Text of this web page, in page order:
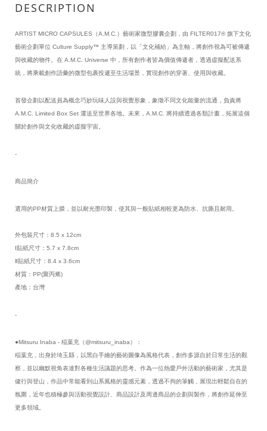
DESCRIPTION
ARTIST MICRO CAPSULES（A.M.C.）藝術家微型膠囊企劃，由 FILTER017® 旗下文化
藝術企劃單位 Culture Supply™ 主導策劃，以「文化補給」為主軸，將創作視為可被傳遞
與收藏的物件。在 A.M.C. Universe 中，所有創作者皆為價值傳遞者，透過虛擬配送系
統，將乘載創作語彙的微型包裹投遞至生活場景，實現創作的穿著、使用與收藏。
首發企劃以配送員為概念巧妙玩味人設與視覺形象，象徵不同文化能量的流通，負責將
A.M.C. Limited Box Set 運送至世界各地。未來，A.M.C. 將持續透過各類計畫，拓展這個
關於創作與文化收藏的虛擬宇宙。
-
商品簡介
選用的PP材質上膜，並以耐光墨印製，使其與一般貼紙相較更為防水、抗撕且耐用。
外包裝尺寸：8.5 x 12cm
Ⅰ貼紙尺寸：5.7 x 7.8cm
Ⅱ貼紙尺寸：8.4 x 3.6cm
材質：PP(聚丙烯)
產地：台灣
-
●Mitsuru Inaba - 稲葉充（@mitsuru_inaba）：
稲葉充，出身於埼玉縣，以黑白手繪的藝術圖像為風格代表，創作多源自於日常生活的觀
察，並以幽默視角表達對各種生活議題的思考。作為一位熱愛戶外活動的藝術家，尤其是
健行與登山，作品中常能看到山系風格的靈感元素，透過不拘的筆觸，展現出輕鬆自在的
氛圍，近年也積極參與活動視覺設計、商品設計及周邊商品的企劃與製作，將創作延伸至
更多領域。